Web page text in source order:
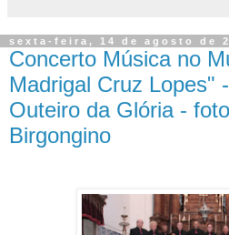
sexta-feira, 14 de agosto de
Concerto Música no
Madrigal Cruz Lopes"
Outeiro da Glória -
Birgongino